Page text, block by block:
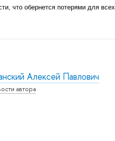
что обернется потерями для всех.
Алексей Павлович
автора